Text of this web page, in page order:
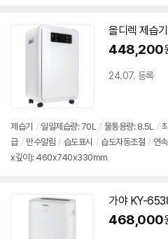
올디렉 제습기
448,200
24.07. 등록
제습기 / 일일제습량: 70L / 물통용량: 8.5L /
급 / 만수알림 / 습도표시 / 습도자동조절 / 연
x깊이): 460x740x330mm
가야 KY-
468,000